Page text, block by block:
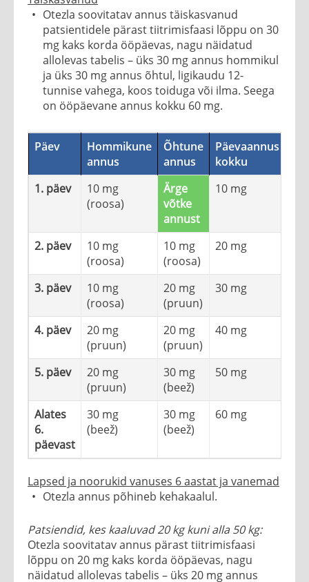
Otezla soovitatav annus täiskasvanud
patsientidele pärast tiitrimisfaasi lõppu on 30
mg kaks korda ööpäevas, nagu näidatud
allolevas tabelis – üks 30 mg annus hommikul
ja üks 30 mg annus õhtul, ligikaudu 12-
tunnise vahega, koos toiduga või ilma. Seega
on ööpäevane annus kokku 60 mg.
Päev
Hommikune
annus
Õhtune
annus
Päevaannus
kokku
1. päev
10 mg
(roosa)
Ärge
võtke
annust
10 mg
2. päev
10 mg
(roosa)
10 mg
(roosa)
20 mg
3. päev
10 mg
(roosa)
20 mg
(pruun)
30 mg
4. päev
20 mg
(pruun)
20 mg
(pruun)
40 mg
5. päev
20 mg
(pruun)
30 mg
(beež)
50 mg
Alates
6.
päevast
30 mg
(beež)
30 mg
(beež)
60 mg
Lapsed ja noorukid vanuses 6 aastat ja vanemad
Otezla annus põhineb kehakaalul.
Patsiendid, kes kaaluvad 20 kg kuni alla 50 kg:
Otezla soovitatav annus pärast tiitrimisfaasi
lõppu on 20 mg kaks korda ööpäevas, nagu
näidatud allolevas tabelis – üks 20 mg annus